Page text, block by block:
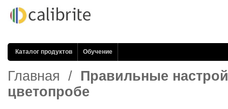
Каталог продуктов Обучение
Главная / Правильные
цветопробе